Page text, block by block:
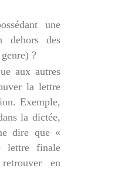
une
dehors des
?
aux autres
la lettre
Exemple,
la dictée,
dire que «
lettre finale
en